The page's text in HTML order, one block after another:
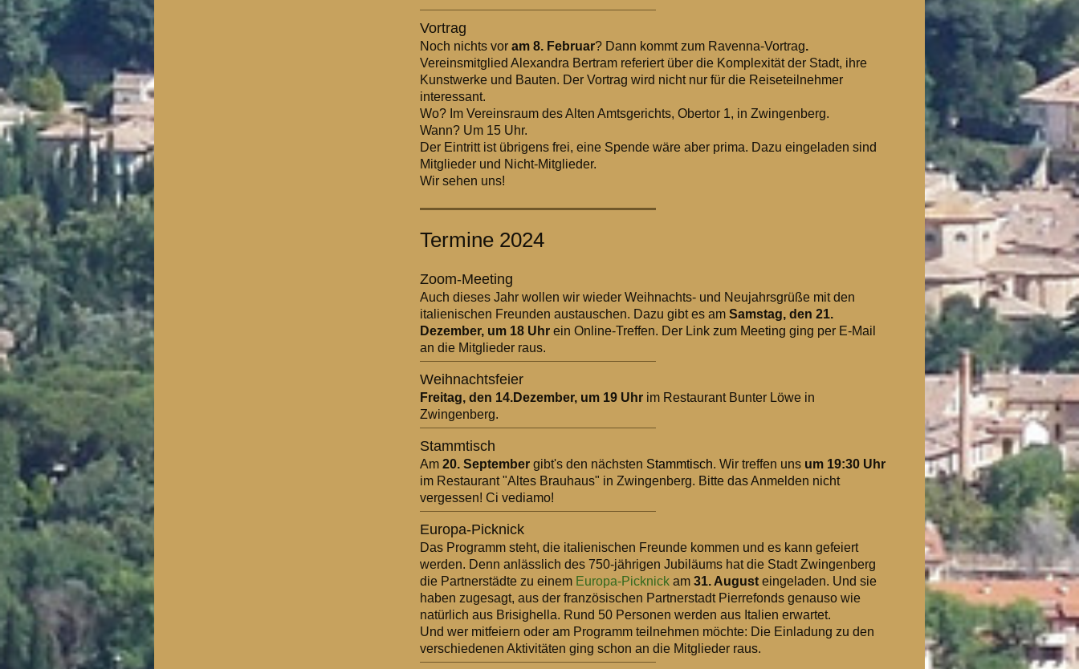
Vortrag
Noch nichts vor am 8. Februar? Dann kommt zum Ravenna-Vortrag.
Vereinsmitglied Alexandra Bertram referiert über die Komplexität der Stadt, ihre
Kunstwerke und Bauten. Der Vortrag wird nicht nur für die Reiseteilnehmer
interessant.
Wo? Im Vereinsraum des Alten Amtsgerichts, Obertor 1, in Zwingenberg.
Wann? Um 15 Uhr.
Der Eintritt ist übrigens frei, eine Spende wäre aber prima. Dazu eingeladen sind
Mitglieder und Nicht-Mitglieder.
Wir sehen uns!
Termine 2024
Zoom-Meeting
Auch dieses Jahr wollen wir wieder Weihnachts- und Neujahrsgrüße mit den
italienischen Freunden austauschen. Dazu gibt es am Samstag, den 21.
Dezember, um 18 Uhrein Online-Treffen. Der Link zum Meeting ging per E-Mail
an die Mitglieder raus.
Weihnachtsfeier
Freitag, den 14.Dezember, um 19 Uhrim Restaurant Bunter Löwe in
Zwingenberg.
Stammtisch
Am 20. Septembergibt's den nächsten Stammtisch. Wir treffen uns um 19:30 Uhr
im Restaurant "Altes Brauhaus" in Zwingenberg. Bitte das Anmelden nicht
vergessen! Ci vediamo!
Europa-Picknick
Das Programm steht, die italienischen Freunde kommen und es kann gefeiert
werden. Denn anlässlich des 750-jährigen Jubiläums hat die Stadt Zwingenberg
die Partnerstädte zu einem Europa-Picknickam 31. Augusteingeladen. Und sie
haben zugesagt, aus der französischen Partnerstadt Pierrefonds genauso wie
natürlich aus Brisighella. Rund 50 Personen werden aus Italien erwartet.
Und wer mitfeiern oder am Programm teilnehmen möchte: Die Einladung zu den
verschiedenen Aktivitäten ging schon an die Mitglieder raus.